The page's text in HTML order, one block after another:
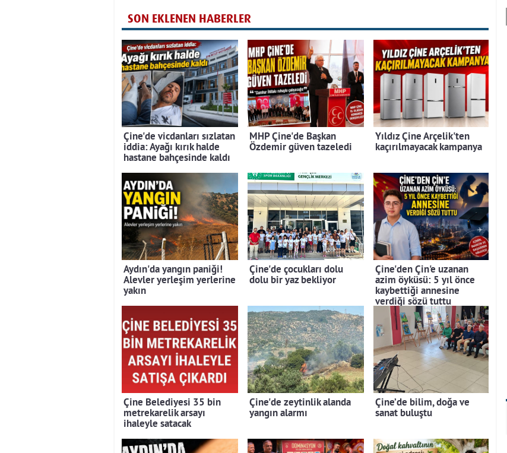
SON EKLENEN HABERLER
Çine'de vicdanları sızlatan
iddia: Ayağı kırık halde
hastane bahçesinde kaldı
MHP Çine'de Başkan
Özdemir güven tazeledi
Yıldız Çine Arçelik'ten
kaçırılmayacak kampanya
Aydın'da yangın paniği!
Alevler yerleşim yerlerine
yakın
Çine'de çocukları dolu
dolu bir yaz bekliyor
Çine'den Çin'e uzanan
azim öyküsü: 5 yıl önce
kaybettiği annesine
verdiği sözü tuttu
Çine Belediyesi 35 bin
metrekarelik arsayı
ihaleyle satacak
Çine'de zeytinlik alanda
yangın alarmı
Çine’de bilim, doğa ve
sanat buluştu